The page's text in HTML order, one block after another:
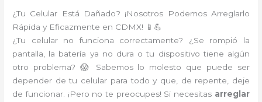
¿Tu Celular Está Dañado? ¡Nosotros Podemos Arreglarlo
Rápida y Eficazmente en CDMX! 📱💪
¿Tu celular no funciona correctamente? ¿Se rompió la
pantalla, la batería ya no dura o tu dispositivo tiene algún
otro problema? 😱 Sabemos lo molesto que puede ser
depender de tu celular para todo y que, de repente, deje
de funcionar. ¡Pero no te preocupes! Si necesitas arreglar